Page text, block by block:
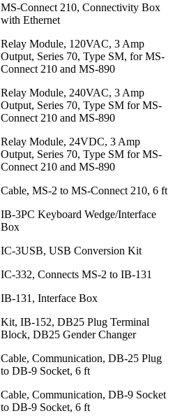
MS-Connect 210, Connectivity Box
with Ethernet
Relay Module, 120VAC, 3 Amp
Output, Series 70, Type SM, for MS-
Connect 210 and MS-890
Relay Module, 240VAC, 3 Amp
Output, Series 70, Type SM for MS-
Connect 210 and MS-890
Relay Module, 24VDC, 3 Amp
Output, Series 70, Type SM for MS-
Connect 210 and MS-890
Cable, MS-2 to MS-Connect 210, 6 ft
IB-3PC Keyboard Wedge/Interface
Box
IC-3USB, USB Conversion Kit
IC-332, Connects MS-2 to IB-131
IB-131, Interface Box
Kit, IB-152, DB25 Plug Terminal
Block, DB25 Gender Changer
Cable, Communication, DB-25 Plug
to DB-9 Socket, 6 ft
Cable, Communication, DB-9 Socket
to DB-9 Socket, 6 ft